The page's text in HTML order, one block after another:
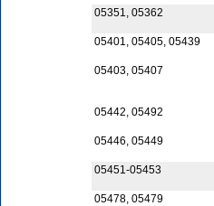
05351, 05362
05401, 05405, 05439
05403, 05407
05442, 05492
05446, 05449
05451-05453
05478, 05479